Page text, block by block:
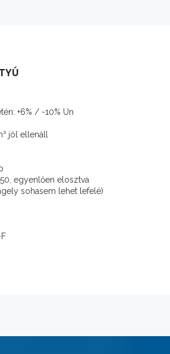
+6% / -10% Un
jól ellenáll
egyenlően elosztva
sohasem lehet lefelé)